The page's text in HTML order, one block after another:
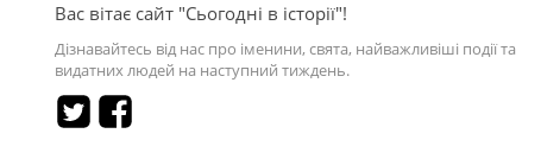
Вас вітає сайт "Сьогодні в історії"!
Дізнавайтесь від нас про іменини, свята, найважливіші події та
видатних людей на наступний тиждень.